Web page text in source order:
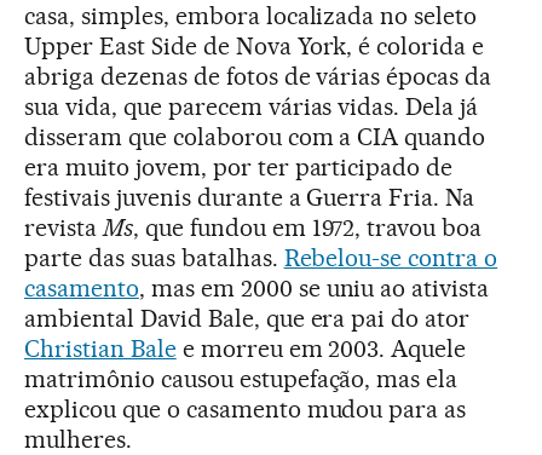
casa, simples, embora localizada no seleto
Upper East Side de Nova York, é colorida e
abriga dezenas de fotos de várias épocas da
sua vida, que parecem várias vidas. Dela já
disseram que colaborou com a CIA quando
era muito jovem, por ter participado de
festivais juvenis durante a Guerra Fria. Na
revistaMs, que fundou em 1972, travou boa
parte das suas batalhas. Rebelou-se contra o
casamento, mas em 2000 se uniu ao ativista
ambiental David Bale, que era pai do ator
Christian Balee morreu em 2003. Aquele
matrimônio causou estupefação, mas ela
explicou que o casamento mudou para as
mulheres.